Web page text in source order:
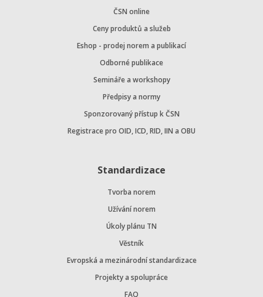
ČSN online
Ceny produktů a služeb
Eshop - prodej norem a publikací
Odborné publikace
Semináře a workshopy
Předpisy a normy
Sponzorovaný přístup k ČSN
Registrace pro OID, ICD, RID, IIN a OBU
Standardizace
Tvorba norem
Užívání norem
Úkoly plánu TN
Věstník
Evropská a mezinárodní standardizace
Projekty a spolupráce
FAQ